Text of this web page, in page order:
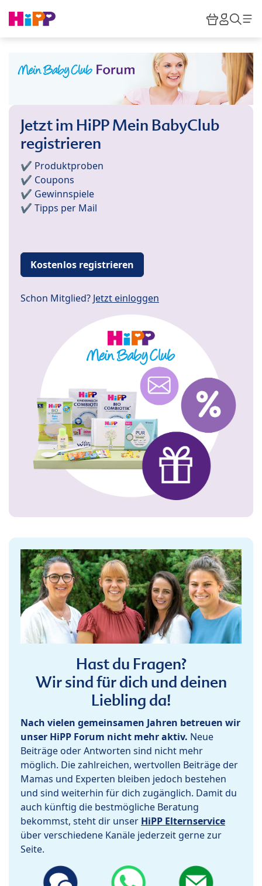
HiPP
Jetzt im HiPP Mein BabyClub
registrieren
✔️ Produktproben
✔️ Coupons
✔️ Gewinnspiele
✔️ Tipps per Mail
Kostenlos registrieren
Schon Mitglied? Jetzt einloggen
Hast du Fragen?
Wir sind für dich und deinen
Liebling da!
Nach vielen gemeinsamen Jahren betreuen wir
unser HiPP Forum nicht mehr aktiv. Neue
Beiträge oder Antworten sind nicht mehr
möglich. Die zahlreichen, wertvollen Beiträge der
Mamas und Experten bleiben jedoch bestehen
und sind weiterhin für dich zugänglich. Damit du
auch künftig die bestmögliche Beratung
bekommst, steht dir unser HiPP Elternservice
über verschiedene Kanäle jederzeit gerne zur
Seite.